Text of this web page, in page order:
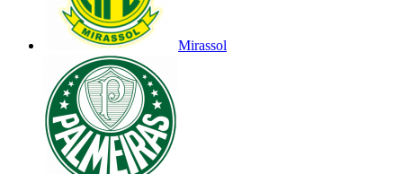
Mirassol